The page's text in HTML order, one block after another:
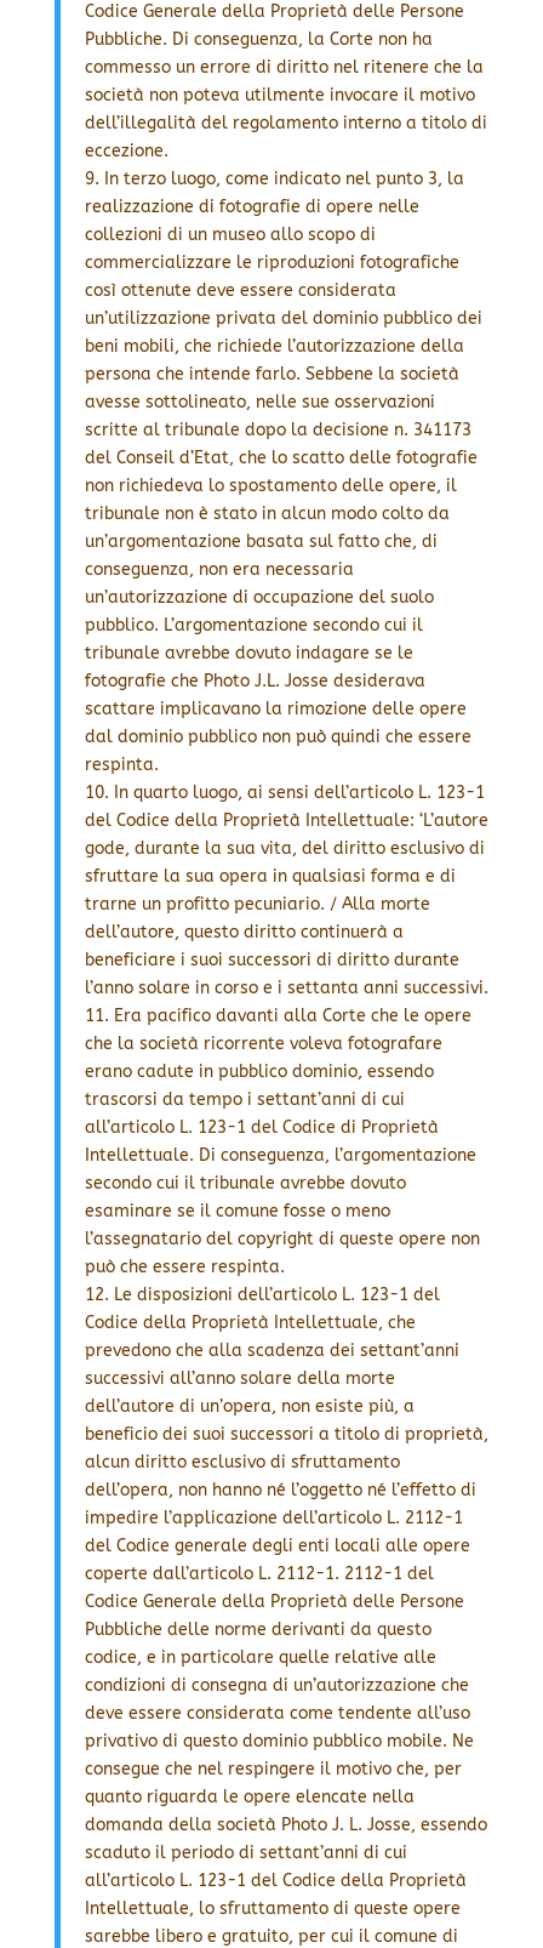
Codice Generale della Proprietà delle Persone
Pubbliche. Di conseguenza, la Corte non ha
commesso un errore di diritto nel ritenere che la
società non poteva utilmente invocare il motivo
dell’illegalità del regolamento interno a titolo di
eccezione.
9. In terzo luogo, come indicato nel punto 3, la
realizzazione di fotografie di opere nelle
collezioni di un museo allo scopo di
commercializzare le riproduzioni fotografiche
così ottenute deve essere considerata
un’utilizzazione privata del dominio pubblico dei
beni mobili, che richiede l’autorizzazione della
persona che intende farlo. Sebbene la società
avesse sottolineato, nelle sue osservazioni
scritte al tribunale dopo la decisione n. 341173
del Conseil d’Etat, che lo scatto delle fotografie
non richiedeva lo spostamento delle opere, il
tribunale non è stato in alcun modo colto da
un’argomentazione basata sul fatto che, di
conseguenza, non era necessaria
un’autorizzazione di occupazione del suolo
pubblico. L’argomentazione secondo cui il
tribunale avrebbe dovuto indagare se le
fotografie che Photo J.L. Josse desiderava
scattare implicavano la rimozione delle opere
dal dominio pubblico non può quindi che essere
respinta.
10. In quarto luogo, ai sensi dell’articolo L. 123-1
del Codice della Proprietà Intellettuale: ‘L’autore
gode, durante la sua vita, del diritto esclusivo di
sfruttare la sua opera in qualsiasi forma e di
trarne un profitto pecuniario. / Alla morte
dell’autore, questo diritto continuerà a
beneficiare i suoi successori di diritto durante
l’anno solare in corso e i settanta anni successivi.
11. Era pacifico davanti alla Corte che le opere
che la società ricorrente voleva fotografare
erano cadute in pubblico dominio, essendo
trascorsi da tempo i settant’anni di cui
all’articolo L. 123-1 del Codice di Proprietà
Intellettuale. Di conseguenza, l’argomentazione
secondo cui il tribunale avrebbe dovuto
esaminare se il comune fosse o meno
l’assegnatario del copyright di queste opere non
può che essere respinta.
12. Le disposizioni dell’articolo L. 123-1 del
Codice della Proprietà Intellettuale, che
prevedono che alla scadenza dei settant’anni
successivi all’anno solare della morte
dell’autore di un’opera, non esiste più, a
beneficio dei suoi successori a titolo di proprietà,
alcun diritto esclusivo di sfruttamento
dell’opera, non hanno né l’oggetto né l’effetto di
impedire l’applicazione dell’articolo L. 2112-1
del Codice generale degli enti locali alle opere
coperte dall’articolo L. 2112-1. 2112-1 del
Codice Generale della Proprietà delle Persone
Pubbliche delle norme derivanti da questo
codice, e in particolare quelle relative alle
condizioni di consegna di un’autorizzazione che
deve essere considerata come tendente all’uso
privativo di questo dominio pubblico mobile. Ne
consegue che nel respingere il motivo che, per
quanto riguarda le opere elencate nella
domanda della società Photo J. L. Josse, essendo
scaduto il periodo di settant’anni di cui
all’articolo L. 123-1 del Codice della Proprietà
Intellettuale, lo sfruttamento di queste opere
sarebbe libero e gratuito, per cui il comune di